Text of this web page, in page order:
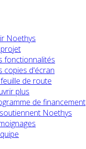
Noethys
fonctionnalités
copies d'écran
de route
plus
de financement
Noethys